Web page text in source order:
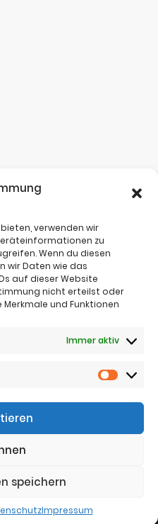
verwenden wir
zu
Wenn du diesen
wir Daten wie das
auf dieser Website
nicht erteilst oder
und Funktionen
Immer aktiv
speichern
Impressum
4221383
5836683
immo.at